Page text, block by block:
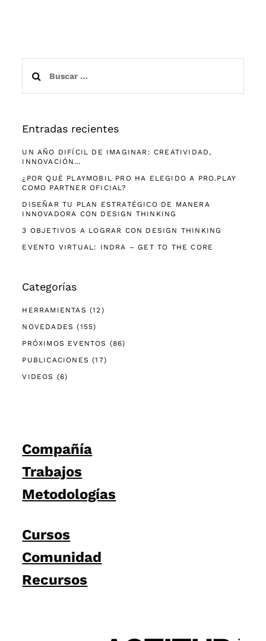
Entradas recientes
UN AÑO DIFÍCIL DE IMAGINAR: CREATIVIDAD,
INNOVACIÓN…
¿POR QUÉ PLAYMOBIL PRO HA ELEGIDO A PRO.PLAY
COMO PARTNER OFICIAL?
DISEÑAR TU PLAN ESTRATÉGICO DE MANERA
INNOVADORA CON DESIGN THINKING
3 OBJETIVOS A LOGRAR CON DESIGN THINKING
EVENTO VIRTUAL: INDRA – GET TO THE CORE
Categorías
HERRAMIENTAS (12)
NOVEDADES (155)
PRÓXIMOS EVENTOS (86)
PUBLICACIONES (17)
VIDEOS (6)
Compañía
Trabajos
Metodologías
Cursos
Comunidad
Recursos